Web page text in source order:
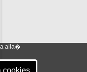
alla�
cookies